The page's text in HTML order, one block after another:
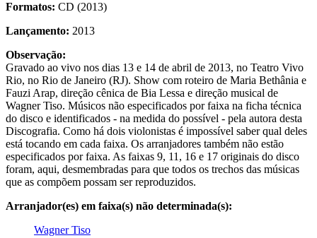
Formatos: CD (2013)
Lançamento: 2013
Observação:
Gravado ao vivo nos dias 13 e 14 de abril de 2013, no Teatro Vivo
Rio, no Rio de Janeiro (RJ). Show com roteiro de Maria Bethânia e
Fauzi Arap, direção cênica de Bia Lessa e direção musical de
Wagner Tiso. Músicos não especificados por faixa na ficha técnica
do disco e identificados - na medida do possível - pela autora desta
Discografia. Como há dois violonistas é impossível saber qual deles
está tocando em cada faixa. Os arranjadores também não estão
especificados por faixa. As faixas 9, 11, 16 e 17 originais do disco
foram, aqui, desmembradas para que todos os trechos das músicas
que as compõem possam ser reproduzidos.
Arranjador(es) em faixa(s) não determinada(s):
Wagner Tiso